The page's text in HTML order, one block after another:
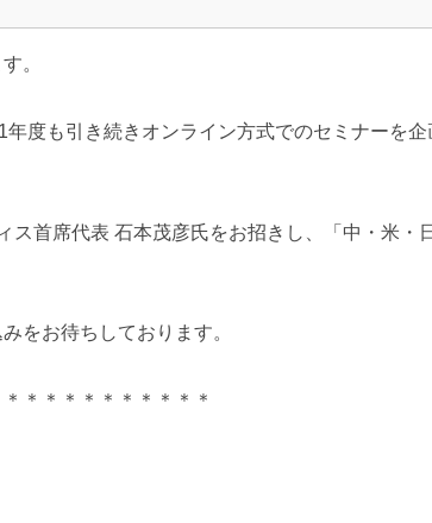
。
年度も引き続きオンライン方式でのセミナーを
ス首席代表 石本茂彦氏をお招きし、「中・米・
をお待ちしております。
＊＊＊＊＊＊＊＊＊＊